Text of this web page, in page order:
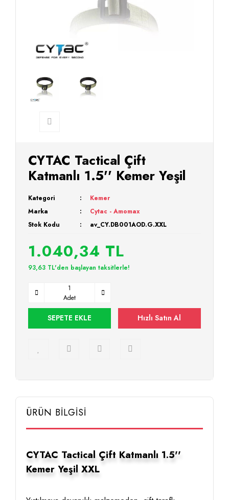
CYTAC Tactical Çift
Katmanlı 1.5'' Kemer Yeşil
Kategori
Kemer
Marka
Cytac - Amomax
Stok Kodu
av_CY.DB001AOD.G.XXL
1.040,34 TL
93,63 TL'den başlayan taksitlerle!
Adet
SEPETE EKLE Hızlı Satın Al
ÜRÜN BİLGİSİ
CYTAC Tactical Çift Katmanlı 1.5''
Kemer Yeşil XXL